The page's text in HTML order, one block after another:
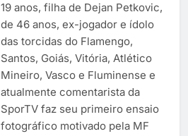
19 anos, filha de Dejan Petkovic,
de 46 anos, ex-jogador e ídolo
das torcidas do Flamengo,
Santos, Goiás, Vitória, Atlético
Mineiro, Vasco e Fluminense e
atualmente comentarista da
SporTV faz seu primeiro ensaio
fotográfico motivado pela MF